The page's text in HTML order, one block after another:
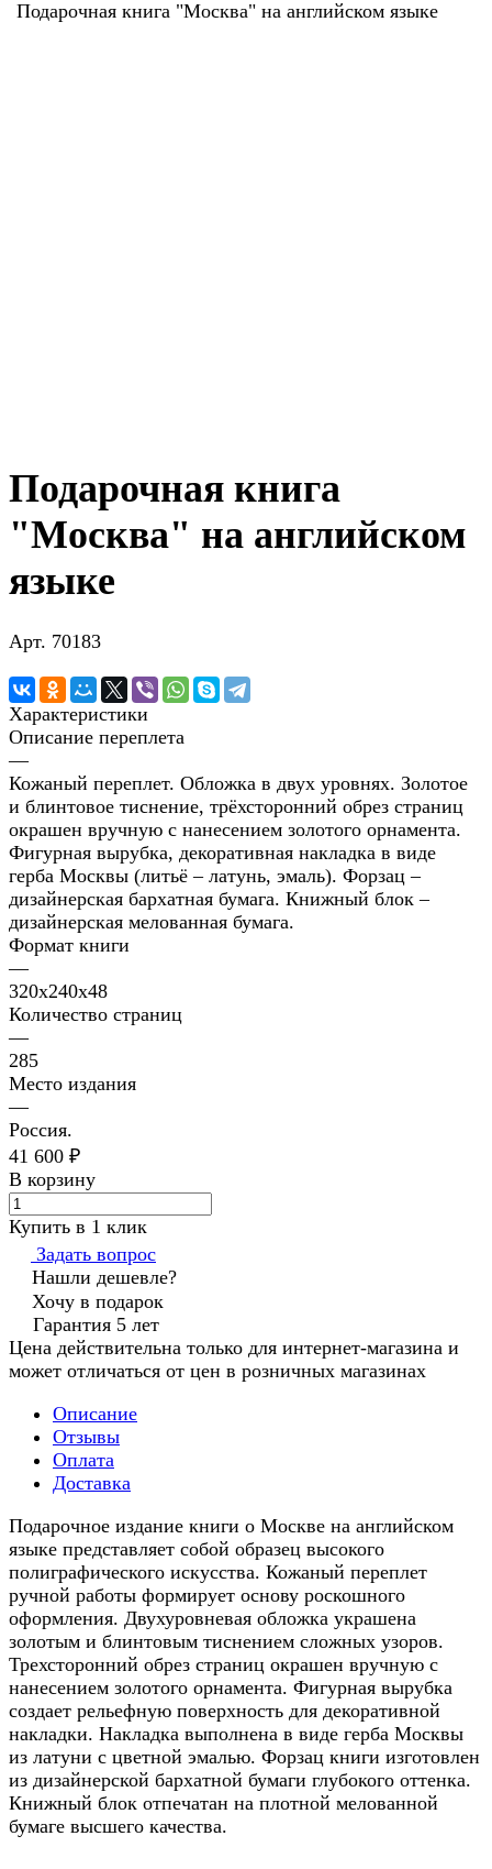
Подарочная книга "Москва" на английском языке
Подарочная книга
"Москва" на английском
языке
Арт. 70183
Характеристики
Описание переплета
—
Кожаный переплет. Обложка в двух уровнях. Золотое
и блинтовое тиснение, трёхсторонний обрез страниц
окрашен вручную с нанесением золотого орнамента.
Фигурная вырубка, декоративная накладка в виде
герба Москвы (литьё – латунь, эмаль). Форзац –
дизайнерская бархатная бумага. Книжный блок –
дизайнерская мелованная бумага.
Формат книги
—
320х240х48
Количество страниц
—
285
Место издания
—
Россия.
41 600 ₽
В корзину
Купить в 1 клик
Задать вопрос
Нашли дешевле?
Хочу в подарок
Гарантия 5 лет
Цена действительна только для интернет-магазина и
может отличаться от цен в розничных магазинах
Описание
Отзывы
Оплата
Доставка
Подарочное издание книги о Москве на английском
языке представляет собой образец высокого
полиграфического искусства. Кожаный переплет
ручной работы формирует основу роскошного
оформления. Двухуровневая обложка украшена
золотым и блинтовым тиснением сложных узоров.
Трехсторонний обрез страниц окрашен вручную с
нанесением золотого орнамента. Фигурная вырубка
создает рельефную поверхность для декоративной
накладки. Накладка выполнена в виде герба Москвы
из латуни с цветной эмалью. Форзац книги изготовлен
из дизайнерской бархатной бумаги глубокого оттенка.
Книжный блок отпечатан на плотной мелованной
бумаге высшего качества.